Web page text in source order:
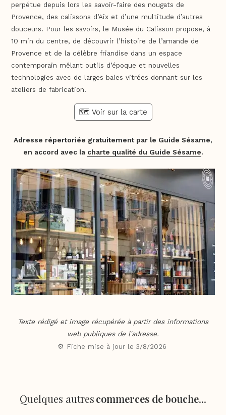
perpétue depuis lors les savoir-faire des nougats de
Provence, des calissons d’Aix et d’une multitude d’autres
douceurs. Pour les savoirs, le Musée du Calisson propose, à
10 min du centre, de découvrir l’histoire de l’amande de
Provence et de la célèbre friandise dans un espace
contemporain mêlant outils d’époque et nouvelles
technologies avec de larges baies vitrées donnant sur les
ateliers de fabrication.
🗺️ Voir sur la carte
Adresse répertoriée gratuitement par le Guide Sésame,
en accord avec la charte qualité du Guide Sésame.
Texte rédigé et image récupérée à partir des informations
web publiques de l'adresse.
⚙️ Fiche mise à jour le 3/8/2026
Quelques autrescommerces de bouche...